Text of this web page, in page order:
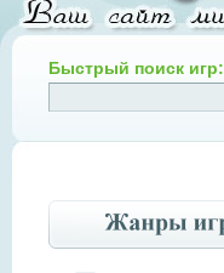
Быстрый поиск игр: